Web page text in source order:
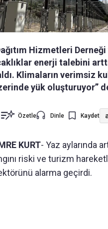
Hizmetleri
enerji talebini
Klimaların verimsiz
yük oluşturuyor”
Özetle Dinle Kaydet
KURT- Yaz aylarında
riski ve turizm
alarma geçirdi.